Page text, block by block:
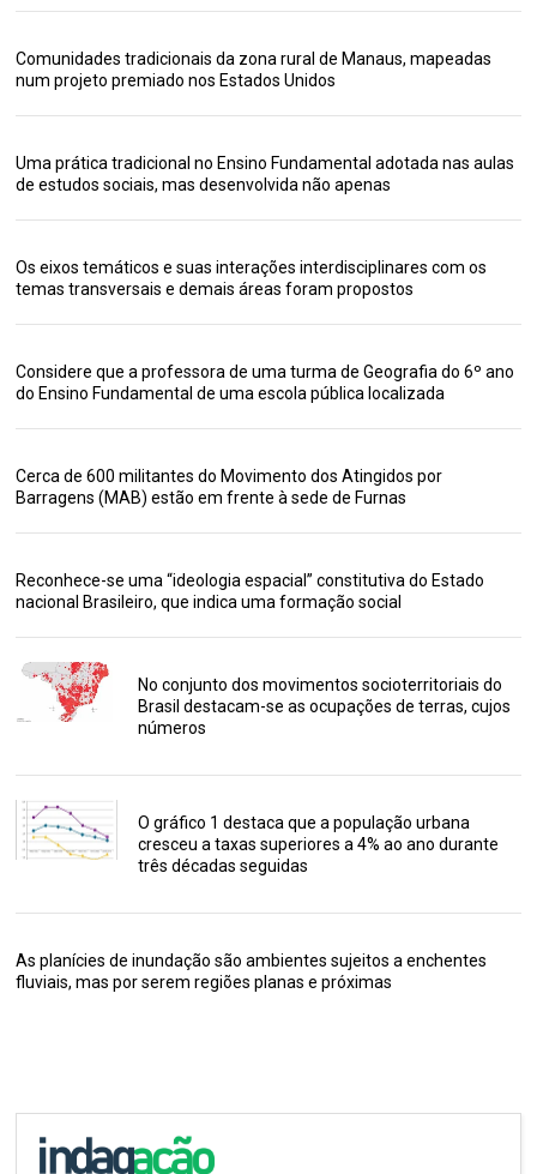
Comunidades tradicionais da zona rural de Manaus, mapeadas
num projeto premiado nos Estados Unidos
Uma prática tradicional no Ensino Fundamental adotada nas aulas
de estudos sociais, mas desenvolvida não apenas
Os eixos temáticos e suas interações interdisciplinares com os
temas transversais e demais áreas foram propostos
Considere que a professora de uma turma de Geografia do 6º ano
do Ensino Fundamental de uma escola pública localizada
Cerca de 600 militantes do Movimento dos Atingidos por
Barragens (MAB) estão em frente à sede de Furnas
Reconhece-se uma “ideologia espacial” constitutiva do Estado
nacional Brasileiro, que indica uma formação social
No conjunto dos movimentos socioterritoriais do
Brasil destacam-se as ocupações de terras, cujos
números
O gráfico 1 destaca que a população urbana
cresceu a taxas superiores a 4% ao ano durante
três décadas seguidas
As planícies de inundação são ambientes sujeitos a enchentes
fluviais, mas por serem regiões planas e próximas